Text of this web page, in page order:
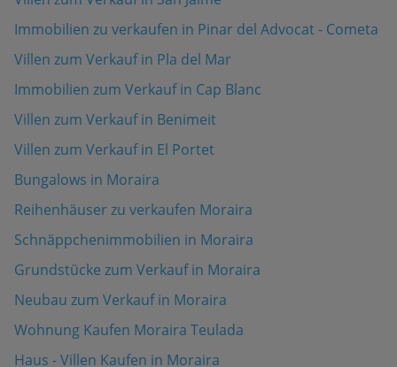
Immobilien zu verkaufen in Pinar del Advocat - Cometa
Villen zum Verkauf in Pla del Mar
Immobilien zum Verkauf in Cap Blanc
Villen zum Verkauf in Benimeit
Villen zum Verkauf in El Portet
Bungalows in Moraira
Reihenhäuser zu verkaufen Moraira
Schnäppchenimmobilien in Moraira
Grundstücke zum Verkauf in Moraira
Neubau zum Verkauf in Moraira
Wohnung Kaufen Moraira Teulada
Haus - Villen Kaufen in Moraira